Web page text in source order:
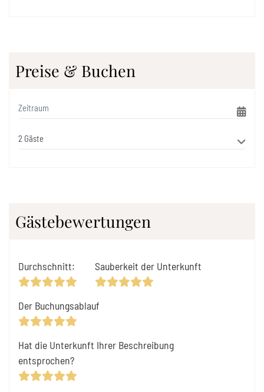
Preise & Buchen
Gästebewertungen
Durchschnitt: Sauberkeit der Unterkunft
Der Buchungsablauf
Hat die Unterkunft Ihrer Beschreibung
entsprochen?